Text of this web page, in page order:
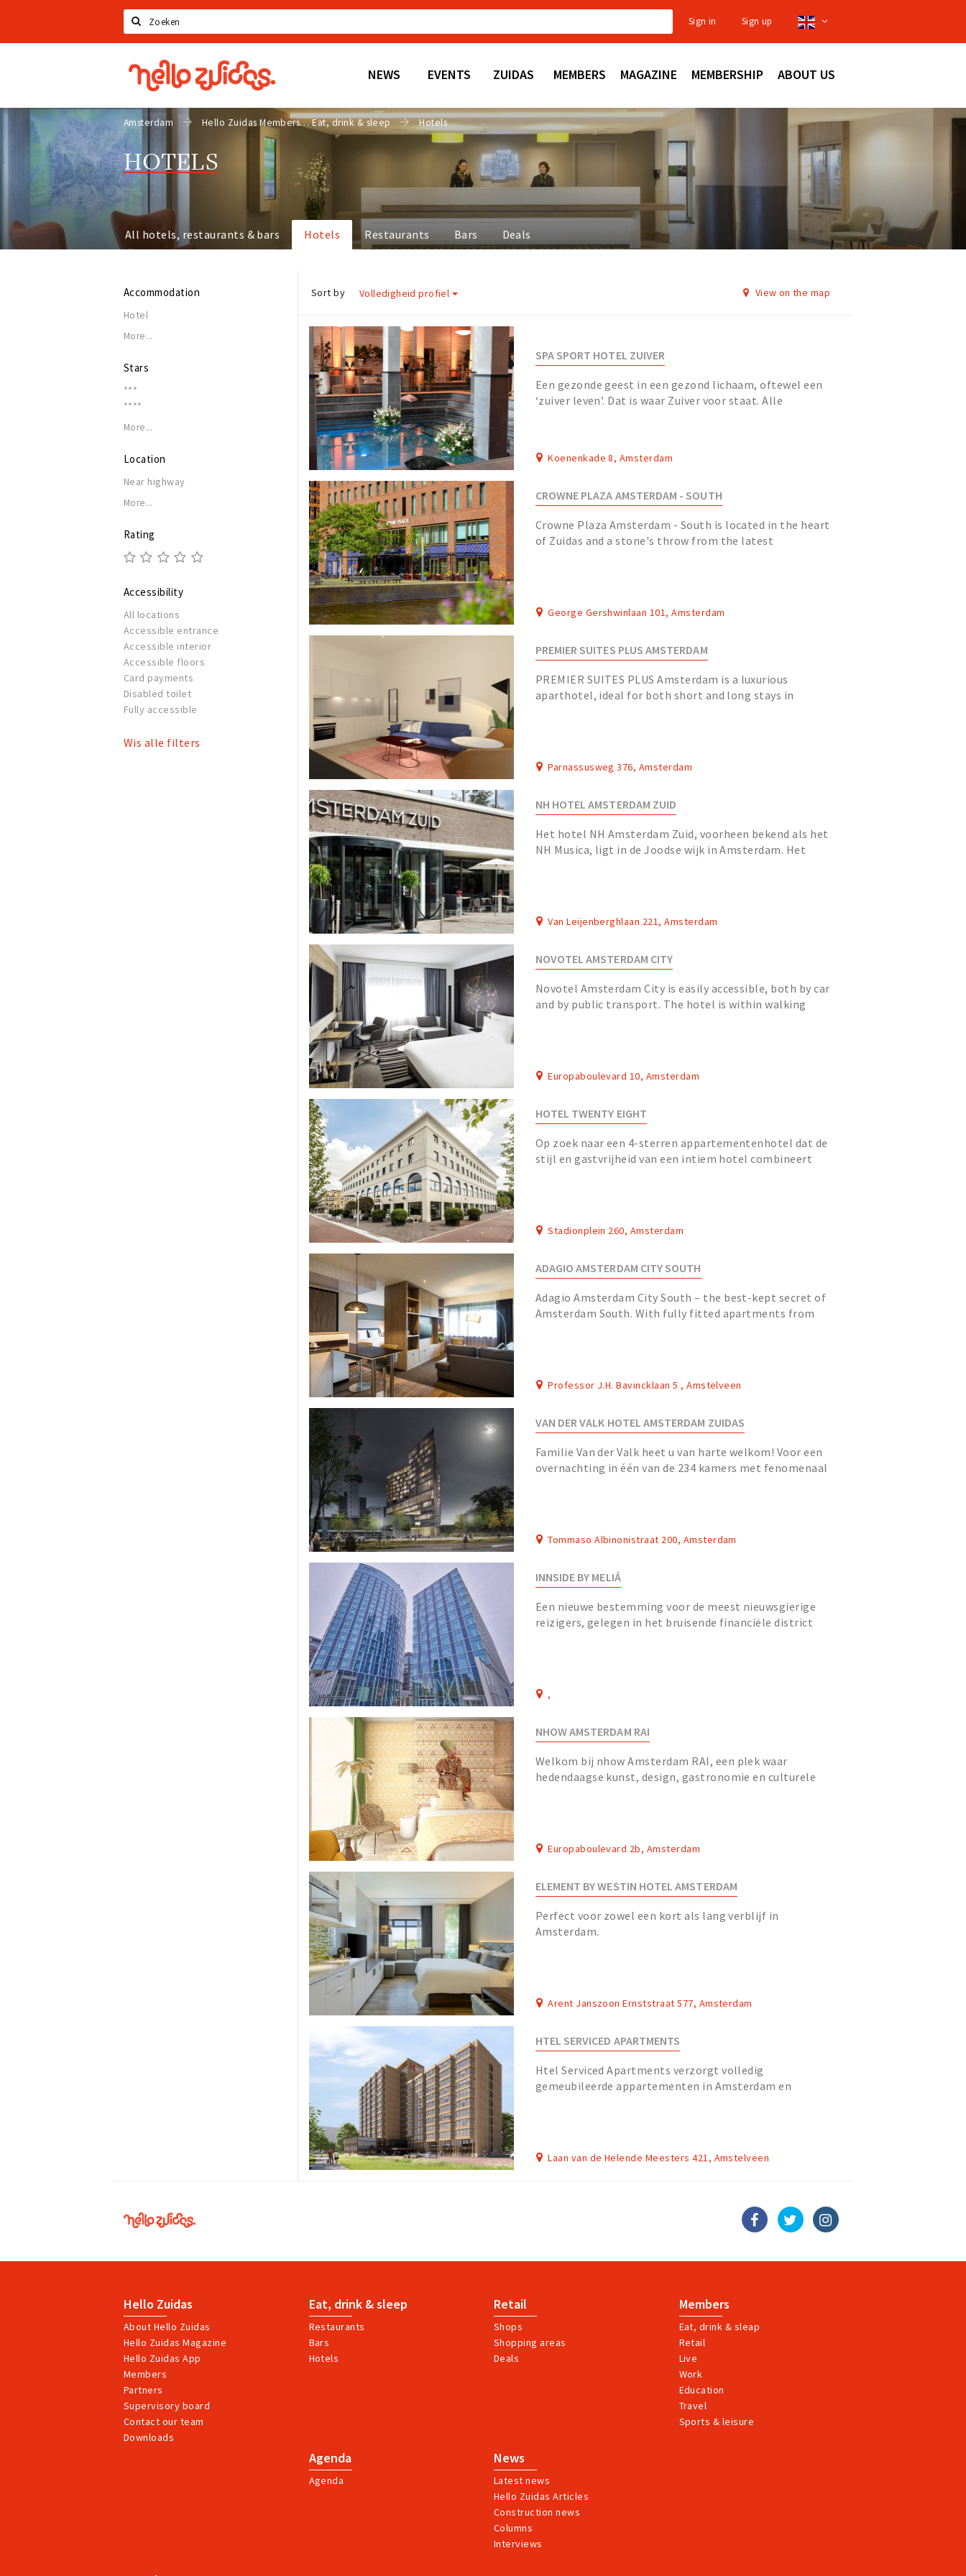
Search
Sign in Sign up
Hello
Zuidas
NEWS EVENTS ZUIDAS MEMBERS MAGAZINE MEMBERSHIP ABOUT US
Amsterdam Hello Zuidas Members Eat, drink & sleep Hotels
HOTELS
All hotels, restaurants & bars Hotels Restaurants Bars Deals
Accommodation
Hotel
More...
Stars
***
****
More...
Location
Near highway
More...
Rating
Accessibility
All locations
Accessible entrance
Accessible interior
Accessible floors
Card payments
Disabled toilet
Fully accessible
Wis alle filters
Sort by Volledigheid profiel View on the map
SPA SPORT HOTEL ZUIVER
Een gezonde geest in een gezond lichaam, oftewel een
‘zuiver leven’. Dat is waar Zuiver voor staat. Alle
Koenenkade 8, Amsterdam
CROWNE PLAZA AMSTERDAM - SOUTH
Crowne Plaza Amsterdam - South is located in the heart
of Zuidas and a stone's throw from the latest
George Gershwinlaan 101, Amsterdam
PREMIER SUITES PLUS AMSTERDAM
PREMIER SUITES PLUS Amsterdam is a luxurious
aparthotel, ideal for both short and long stays in
Parnassusweg 376, Amsterdam
NH HOTEL AMSTERDAM ZUID
Het hotel NH Amsterdam Zuid, voorheen bekend als het
NH Musica, ligt in de Joodse wijk in Amsterdam. Het
Van Leijenberghlaan 221, Amsterdam
NOVOTEL AMSTERDAM CITY
Novotel Amsterdam City is easily accessible, both by car
and by public transport. The hotel is within walking
Europaboulevard 10, Amsterdam
HOTEL TWENTY EIGHT
Op zoek naar een 4-sterren appartementenhotel dat de
stijl en gastvrijheid van een intiem hotel combineert
Stadionplein 260, Amsterdam
ADAGIO AMSTERDAM CITY SOUTH
Adagio Amsterdam City South – the best-kept secret of
Amsterdam South. With fully fitted apartments from
Professor J.H. Bavincklaan 5 , Amstelveen
VAN DER VALK HOTEL AMSTERDAM ZUIDAS
Familie Van der Valk heet u van harte welkom! Voor een
overnachting in één van de 234 kamers met fenomenaal
Tommaso Albinonistraat 200, Amsterdam
INNSIDE BY MELIÁ
Een nieuwe bestemming voor de meest nieuwsgierige
reizigers, gelegen in het bruisende financiële district
,
NHOW AMSTERDAM RAI
Welkom bij nhow Amsterdam RAI, een plek waar
hedendaagse kunst, design, gastronomie en culturele
Europaboulevard 2b, Amsterdam
ELEMENT BY WESTIN HOTEL AMSTERDAM
Perfect voor zowel een kort als lang verblijf in
Amsterdam.
Arent Janszoon Ernststraat 577, Amsterdam
HTEL SERVICED APARTMENTS
Htel Serviced Apartments verzorgt volledig
gemeubileerde appartementen in Amsterdam en
Laan van de Helende Meesters 421, Amstelveen
Hello
Zuidas
Hello Zuidas
About Hello Zuidas
Hello Zuidas Magazine
Hello Zuidas App
Members
Partners
Supervisory board
Contact our team
Downloads
Eat, drink & sleep
Restaurants
Bars
Hotels
Retail
Shops
Shopping areas
Deals
Members
Eat, drink & sleap
Retail
Live
Work
Education
Travel
Sports & leisure
Agenda
Agenda
News
Latest news
Hello Zuidas Articles
Construction news
Columns
Interviews